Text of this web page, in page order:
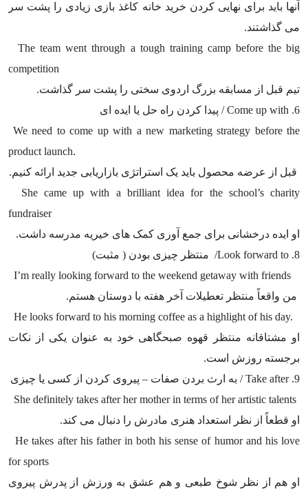
آنها باید برای نهایی کردن خرید خانه کاغذ بازی زیادی را پشت سر
می گذاشتند.
The team went through a tough training camp before the big
competition
تیم قبل از مسابقه بزرگ اردوی سختی را پشت سر گذاشت.
6.
Come up with / پیدا کردن راه حل یا ایده ای
We need to come up with a new marketing strategy before the
product launch.
قبل از عرضه محصول باید یک استراتژی بازاریابی جدید ارائه کنیم.
She came up with a brilliant idea for the school’s charity
fundraiser
او ایده درخشانی برای جمع آوری کمک های خیریه مدرسه داشت.
8.
Look forward to/ منتظر چیزی بودن ( مثبت)
I’m really looking forward to the weekend getaway with friends
من واقعاً منتظر تعطیلات آخر هفته با دوستان هستم.
He looks forward to his morning coffee as a highlight of his day.
او مشتاقانه منتظر قهوه صبحگاهی خود به عنوان یکی از نکات
برجسته روزش است.
9.
Take after / به ارث بردن صفات – پیروی کردن از کسی یا چیزی
She definitely takes after her mother in terms of her artistic talents
او قطعاً از نظر استعداد هنری مادرش را دنبال می کند.
He takes after his father in both his sense of humor and his love
for sports
او هم از نظر شوخ طبعی و هم عشق به ورزش از پدرش پیروی